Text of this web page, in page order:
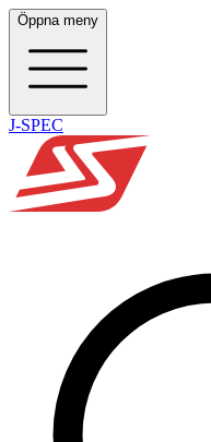
Öppna meny
J-SPEC